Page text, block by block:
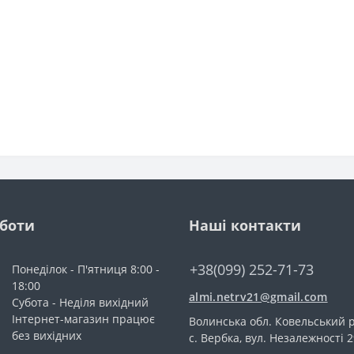
Понеділок - П'ятниця 8:00 -
18:00
Субота - Неділя вихідний
Інтернет-магазин працює
без вихідних
Наші контакти
+38(099) 252-71-73
almi.netrv21@gmail.com
Волинська обл. Ковельський
с. Вербка, вул. Незалежності